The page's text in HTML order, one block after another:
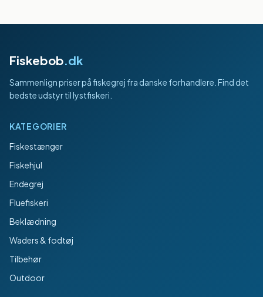
Fiskebob.dk
Sammenlign priser på fiskegrej fra danske forhandlere. Find det
bedste udstyr til lystfiskeri.
KATEGORIER
Fiskestænger
Fiskehjul
Endegrej
Fluefiskeri
Beklædning
Waders & fodtøj
Tilbehør
Outdoor